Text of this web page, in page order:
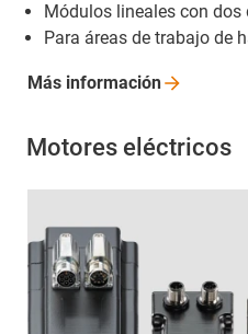
Módulos lineales con dos
Para áreas de trabajo de
Más información
Motores eléctricos